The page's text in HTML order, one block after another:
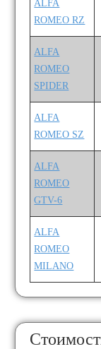
ALFA
ROMEO RZ
ALFA
ROMEO
SPIDER
ALFA
ROMEO SZ
ALFA
ROMEO
GTV-6
ALFA
ROMEO
MILANO